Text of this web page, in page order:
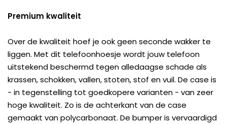
Premium kwaliteit
Over de kwaliteit hoef je ook geen seconde wakker te
liggen. Met dit telefoonhoesje wordt jouw telefoon
uitstekend beschermd tegen alledaagse schade als
krassen, schokken, vallen, stoten, stof en vuil. De case is
- in tegenstelling tot goedkopere varianten - van zeer
hoge kwaliteit. Zo is de achterkant van de case
gemaakt van polycarbonaat. De bumper is vervaardigd